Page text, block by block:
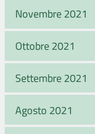
Novembre 2021
Ottobre 2021
Settembre 2021
Agosto 2021